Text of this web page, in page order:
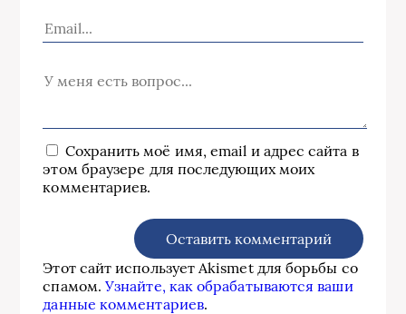
Сохранить моё имя, email и адрес сайта в
этом браузере для последующих моих
комментариев.
Этот сайт использует Akismet для борьбы со
спамом.Узнайте, как обрабатываются ваши
данные комментариев.